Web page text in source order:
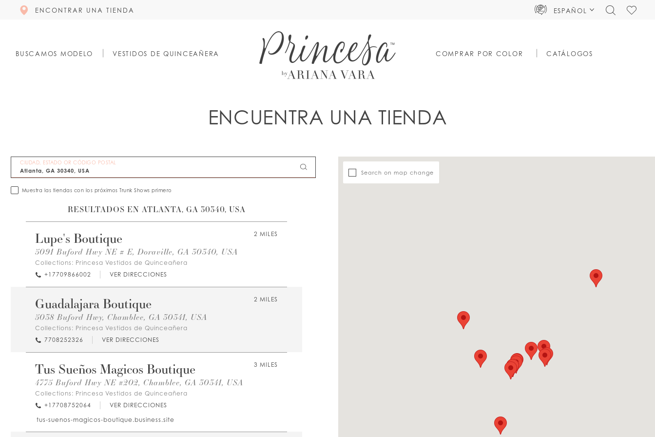
ENCONTRAR UNA TIENDA ESPAÑOL
TOGGLECHECK
BUSCAMOS MODELO VESTIDOS DE QUINCEAÑERA COMPRAR POR COLOR CATÁLOGOS
ENCUENTRA UNA TIENDA
CIUDAD, ESTADO OR CÓDIGO POSTAL
Muestra las tiendas con los próximos Trunk Shows primero
Search on map change
RESULTADOS EN ATLANTA, GA 30340, USA
2 MILES
Lupe's Boutique
5091 Buford Hwy NE # E, Doraville, GA 30340, USA
Collections: Princesa Vestidos de Quinceañera
+17709866002
VER DIRECCIONES
2 MILES
Guadalajara Boutique
5038 Buford Hwy, Chamblee, GA 30341, USA
Collections: Princesa Vestidos de Quinceañera
7708252326
VER DIRECCIONES
3 MILES
Tus Sueños Magicos Boutique
4775 Buford Hwy NE #202, Chamblee, GA 30341, USA
Collections: Princesa Vestidos de Quinceañera
+17708752064
VER DIRECCIONES
tus-suenos-magicos-boutique.business.site